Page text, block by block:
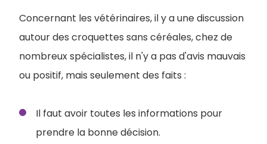
Concernant les vétérinaires, il y a une discussion
autour des croquettes sans céréales, chez de
nombreux spécialistes, il n'y a pas d'avis mauvais
ou positif, mais seulement des faits :
Il faut avoir toutes les informations pour
prendre la bonne décision.